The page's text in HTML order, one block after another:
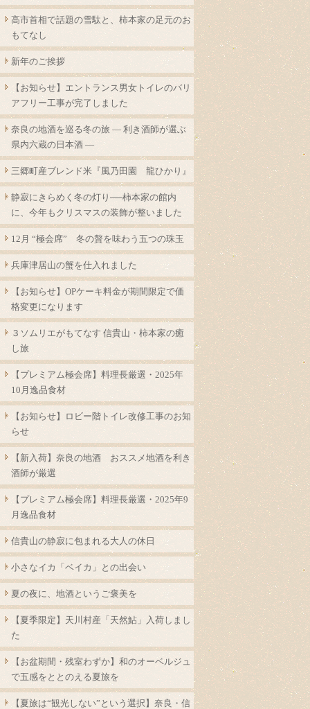
高市首相で話題の雪駄と、柿本家の足元のお
もてなし
新年のご挨拶
【お知らせ】エントランス男女トイレのバリ
アフリー工事が完了しました
奈良の地酒を巡る冬の旅 ― 利き酒師が選ぶ
県内六蔵の日本酒 ―
三郷町産ブレンド米『風乃田園 龍ひかり』
静寂にきらめく冬の灯り──柿本家の館内
に、今年もクリスマスの装飾が整いました
12月 “極会席” 冬の贅を味わう五つの珠玉
兵庫津居山の蟹を仕入れました
【お知らせ】OPケーキ料金が期間限定で価
格変更になります
３ソムリエがもてなす 信貴山・柿本家の癒
し旅
【プレミアム極会席】料理長厳選・2025年
10月逸品食材
【お知らせ】ロビー階トイレ改修工事のお知
らせ
【新入荷】奈良の地酒 おススメ地酒を利き
酒師が厳選
【プレミアム極会席】料理長厳選・2025年9
月逸品食材
信貴山の静寂に包まれる大人の休日
小さなイカ「ベイカ」との出会い
夏の夜に、地酒というご褒美を
【夏季限定】天川村産「天然鮎」入荷しまし
た
【お盆期間・残室わずか】和のオーベルジュ
で五感をととのえる夏旅を
【夏旅は“観光しない”という選択】奈良・信